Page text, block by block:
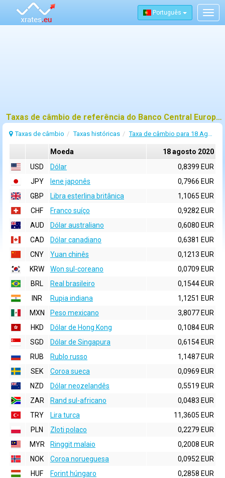
Português
Taxas de câmbio de referência do Banco Central Europeu (BCE) para 18 agosto 2020
Taxas de câmbio Taxas históricas Taxa de câmbio para 18 Agosto 2020
Moeda
18 agosto 2020
USD
Dólar
0,8399 EUR
JPY
Iene japonês
0,7966 EUR
GBP
Libra esterlina britânica
1,1065 EUR
CHF
Franco suíço
0,9282 EUR
AUD
Dólar australiano
0,6080 EUR
CAD
Dólar canadiano
0,6381 EUR
CNY
Yuan chinês
0,1213 EUR
KRW
Won sul-coreano
0,0709 EUR
BRL
Real brasileiro
0,1544 EUR
INR
Rupia indiana
1,1251 EUR
MXN
Peso mexicano
3,8077 EUR
HKD
Dólar de Hong Kong
0,1084 EUR
SGD
Dólar de Singapura
0,6154 EUR
RUB
Rublo russo
1,1487 EUR
SEK
Coroa sueca
0,0969 EUR
NZD
Dólar neozelandês
0,5519 EUR
ZAR
Rand sul-africano
0,0483 EUR
TRY
Lira turca
11,3605 EUR
PLN
Zloti polaco
0,2279 EUR
MYR
Ringgit malaio
0,2008 EUR
NOK
Coroa norueguesa
0,0952 EUR
HUF
Forint húngaro
0,2858 EUR